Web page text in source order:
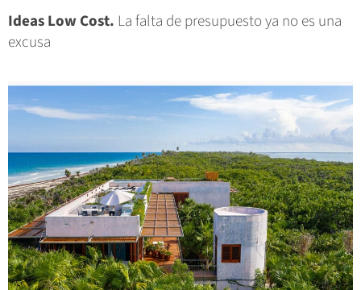
Ideas Low Cost. La falta de presupuesto ya no es una
excusa